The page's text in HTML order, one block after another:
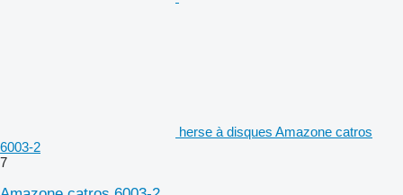
herse à disques Amazone catros
6003-2
7